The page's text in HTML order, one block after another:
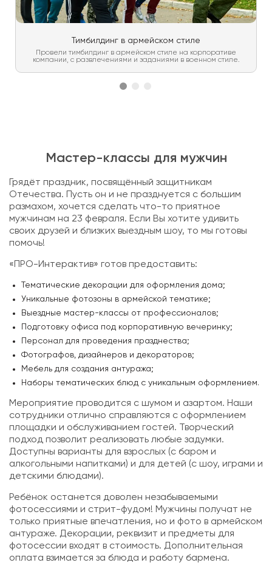
Тимбилдинг в армейском стиле
Провели тимбилдинг в армейском стиле на корпоративе
компании, с развлечениями и заданиями в военном стиле.
Мастер-классы для мужчин
Грядёт праздник, посвящённый защитникам
Отечества. Пусть он и не празднуется с большим
размахом, хочется сделать что-то приятное
мужчинам на 23 февраля. Если Вы хотите удивить
своих друзей и близких выездным шоу, то мы готовы
помочь!
«ПРО-Интерактив» готов предоставить:
Тематические декорации для оформления дома;
Уникальные фотозоны в армейской тематике;
Выездные мастер-классы от профессионалов;
Подготовку офиса под корпоративную вечеринку;
Персонал для проведения празднества;
Фотографов, дизайнеров и декораторов;
Мебель для создания антуража;
Наборы тематических блюд с уникальным оформлением.
Мероприятие проводится с шумом и азартом. Наши
сотрудники отлично справляются с оформлением
площадки и обслуживанием гостей. Творческий
подход позволит реализовать любые задумки.
Доступны варианты для взрослых (с баром и
алкогольными напитками) и для детей (с шоу, играми и
детскими блюдами).
Ребёнок останется доволен незабываемыми
фотосессиями и стрит-фудом! Мужчины получат не
только приятные впечатления, но и фото в армейском
антураже. Декорации, реквизит и предметы для
фотосессии входят в стоимость. Дополнительная
оплата взимается за блюда и работу бармена.